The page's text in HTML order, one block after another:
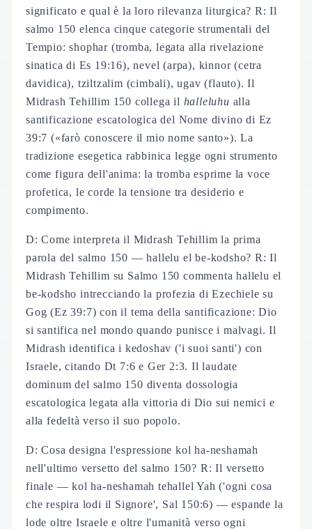
significato e qual è la loro rilevanza liturgica? R: Il
salmo 150 elenca cinque categorie strumentali del
Tempio: shophar (tromba, legata alla rivelazione
sinatica di Es 19:16), nevel (arpa), kinnor (cetra
davidica), tziltzalim (cimbali), ugav (flauto). Il
Midrash Tehillim 150 collega il halleluhu alla
santificazione escatologica del Nome divino di Ez
39:7 («farò conoscere il mio nome santo»). La
tradizione esegetica rabbinica legge ogni strumento
come figura dell'anima: la tromba esprime la voce
profetica, le corde la tensione tra desiderio e
compimento.
D: Come interpreta il Midrash Tehillim la prima
parola del salmo 150 — hallelu el be-kodsho? R: Il
Midrash Tehillim su Salmo 150 commenta hallelu el
be-kodsho intrecciando la profezia di Ezechiele su
Gog (Ez 39:7) con il tema della santificazione: Dio
si santifica nel mondo quando punisce i malvagi. Il
Midrash identifica i kedoshav ('i suoi santi') con
Israele, citando Dt 7:6 e Ger 2:3. Il laudate
dominum del salmo 150 diventa dossologia
escatologica legata alla vittoria di Dio sui nemici e
alla fedeltà verso il suo popolo.
D: Cosa designa l'espressione kol ha-neshamah
nell'ultimo versetto del salmo 150? R: Il versetto
finale — kol ha-neshamah tehallel Yah ('ogni cosa
che respira lodi il Signore', Sal 150:6) — espande la
lode oltre Israele e oltre l'umanità verso ogni